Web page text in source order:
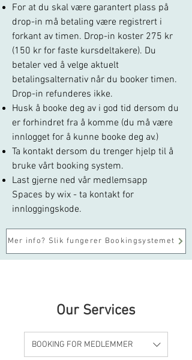
For at du skal være garantert plass på
drop-in må betaling være registrert i
forkant av timen. Drop-in koster 275 kr
(150 kr for faste kursdeltakere). Du
betaler ved å velge aktuelt
betalingsalternativ når du booker timen.
Drop-in refunderes ikke.
Husk å booke deg av i god tid dersom du
er forhindret fra å komme (du må være
innlogget for å kunne booke deg av.)
Ta kontakt dersom du trenger hjelp til å
bruke vårt booking system.
Last gjerne ned vår medlemsapp
Spaces by wix - ta kontakt for
innloggingskode.
Mer info? Slik fungerer Bookingsystemet
Our Services
BOOKING FOR MEDLEMMER